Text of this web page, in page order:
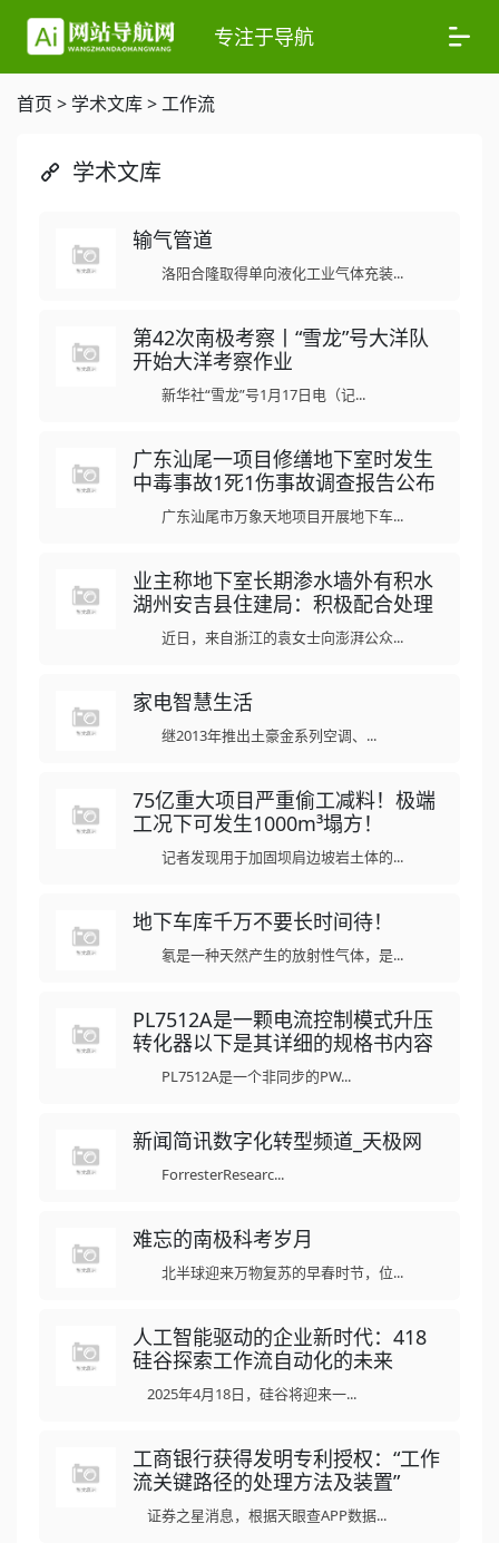
专注于导航
首页 > 学术文库>工作流
学术文库
输气管道
洛阳合隆取得单向液化工业气体充装...
第42次南极考察丨“雪龙”号大洋队
开始大洋考察作业
新华社“雪龙”号1月17日电（记...
广东汕尾一项目修缮地下室时发生
中毒事故1死1伤事故调查报告公布
广东汕尾市万象天地项目开展地下车...
业主称地下室长期渗水墙外有积水
湖州安吉县住建局：积极配合处理
近日，来自浙江的袁女士向澎湃公众...
家电智慧生活
继2013年推出土豪金系列空调、...
75亿重大项目严重偷工减料！极端
工况下可发生1000m³塌方！
记者发现用于加固坝肩边坡岩土体的...
地下车库千万不要长时间待！
氡是一种天然产生的放射性气体，是...
PL7512A是一颗电流控制模式升压
转化器以下是其详细的规格书内容
PL7512A是一个非同步的PW...
新闻简讯数字化转型频道_天极网
ForresterResearc...
难忘的南极科考岁月
北半球迎来万物复苏的早春时节，位...
人工智能驱动的企业新时代：418
硅谷探索工作流自动化的未来
2025年4月18日，硅谷将迎来一...
工商银行获得发明专利授权：“工作
流关键路径的处理方法及装置”
证券之星消息，根据天眼查APP数据...